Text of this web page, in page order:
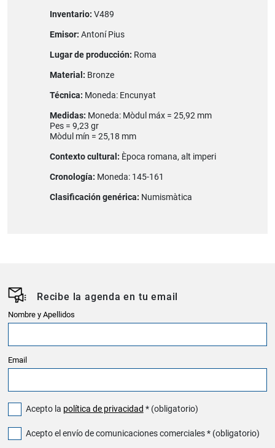
Inventario: V489
Emisor: Antoní Pius
Lugar de producción: Roma
Material: Bronze
Técnica: Moneda: Encunyat
Medidas: Moneda: Mòdul máx = 25,92 mm
Pes = 9,23 gr
Mòdul mín = 25,18 mm
Contexto cultural: Època romana, alt imperi
Cronología: Moneda: 145-161
Clasificación genérica: Numismàtica
Recibe la agenda en tu email
Nombre y Apellidos
Email
Acepto la política de privacidad * (obligatorio)
Acepto el envío de comunicaciones comerciales * (obligatorio)